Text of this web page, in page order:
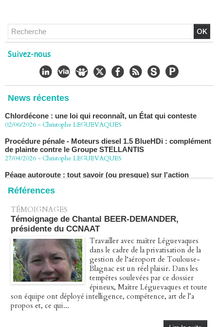
Suivez-nous
News récentes
Chlordécone : un non-lieu confirmé, la bataille se déplace
vers la Cour de cassation
30/06/2026 -Christophe LEGUEVAQUES
CHLORDÉCONE Déclaration de Me Christophe
LÈGUEVAQUES (CLE), avocat de parties civiles, après la
décision de confirmation du non-lieu
22/06/2026 -Christophe LEGUEVAQUES
Chlordécone : une loi qui reconnaît, un État qui conteste
Procédure pénale - Moteurs diesel 1.5 BlueHDi : complément
27/04/2026 - Christophe LEGUEVAQUES
Péage autoroute : tout savoir (ou presque) sur l'action
07/04/2026 -Christophe LEGUEVAQUES
Références
TÉMOIGNAGES
Témoignage de Chantal BEER-DEMANDER,
présidente du CCNAAT
Travailler avec maître Léguevaques
dans le cadre de la privatisation de la
gestion de l‘aéroport de Toulouse-
Blagnac est un réel plaisir. Dans les
tempêtes soulevées par ce dossier
épineux, Maître Léguevaques et toute
son équipe ont déployé intelligence, compétence, art de l’a
propos et, ce qui...